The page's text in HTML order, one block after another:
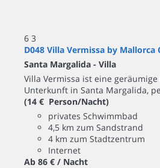
6 3
D048 Villa Vermissa by Mallorca
Santa Margalida - Villa
Villa Vermissa ist eine
Unterkunft in Santa Margalida,
(14 € Person/Nacht)
privates Schwimmbad
4,5 km zum Sandstrand
4 km zum Stadtzentrum
Internet
Ab 86 € / Nacht